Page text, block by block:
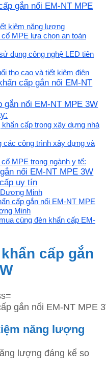
gắn nổi EM-NT MPE
kiệm năng lượng
MPE lưa chọn an toàn
dụng công nghệ LED tiên
thọ cao và tiết kiệm điện
cấp gắn nổi EM-NT
gắn nổi EM-NT MPE 3W
cấp trong xây dựng nhà
các công trình xây dựng và
MPE trong ngành y tế:
nổi EM-NT MPE 3W
uy tín
Minh
cấp gắn nổi EM-NT MPE
Minh
cùng đèn khẩn cấp EM-
cấp gắn
gắn nổi EM-NT MPE
năng lượng
lượng đáng kể so